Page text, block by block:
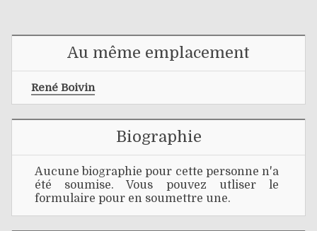
Au même emplacement
René Boivin
Biographie
Aucune biographie pour cette personne n'a
été soumise. Vous pouvez utliser le
formulaire pour en soumettre une.